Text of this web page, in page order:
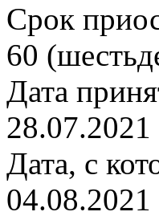
Срок
60
Дата
28.07.2021
Дата, с
04.08.2021